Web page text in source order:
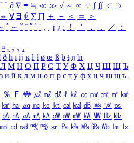
⌒ ∂ ∇ ≡ ≒ ≪ ≫ √ ∽ ∝ ∵ ∫ ∬ ∈ ∋
⇔ ∀ ∃ ∮ ∑ ∏ ＋ － ＜ ＝
＞
´ ～ ˇ ˘ ˝ ˚ ˙ ¸ ¡ ¿ ː ！ ＇ ， ． ／
：
ⁿ ₁ ₂ ₃ ₄
ð ħ ı ĳ ĸ ŀ ł ø œ ß þ ŧ ŋ ŉ
Л М Н О П Р С Т У Ф Х Ц Ч Ш Щ Ъ
з и й к л м н о п р с т у ф х ц ч ш щ ъ
％ Ｆ ￦ ㎕ ㎖ ㎗ ℓ ㎘ ㏄ ㎣ ㎤ ㎥ ㎦
㎢ ㏊ ㎍ ㎎ ㎏ ㏏ ㎈ ㎉ ㏈ ㎧ ㎨ ㎰
㎀ ㎁ ㎂ ㎃ ㎄ ㎺ ㎻ ㎽ ㎾ ㎿ ㎐ ㎑
㏖ ㏅ ㎭ ㎮ ㎯ ㏛ ㎩ ㎪ ㎫ ㎬ ㏝ ㏐
㏓